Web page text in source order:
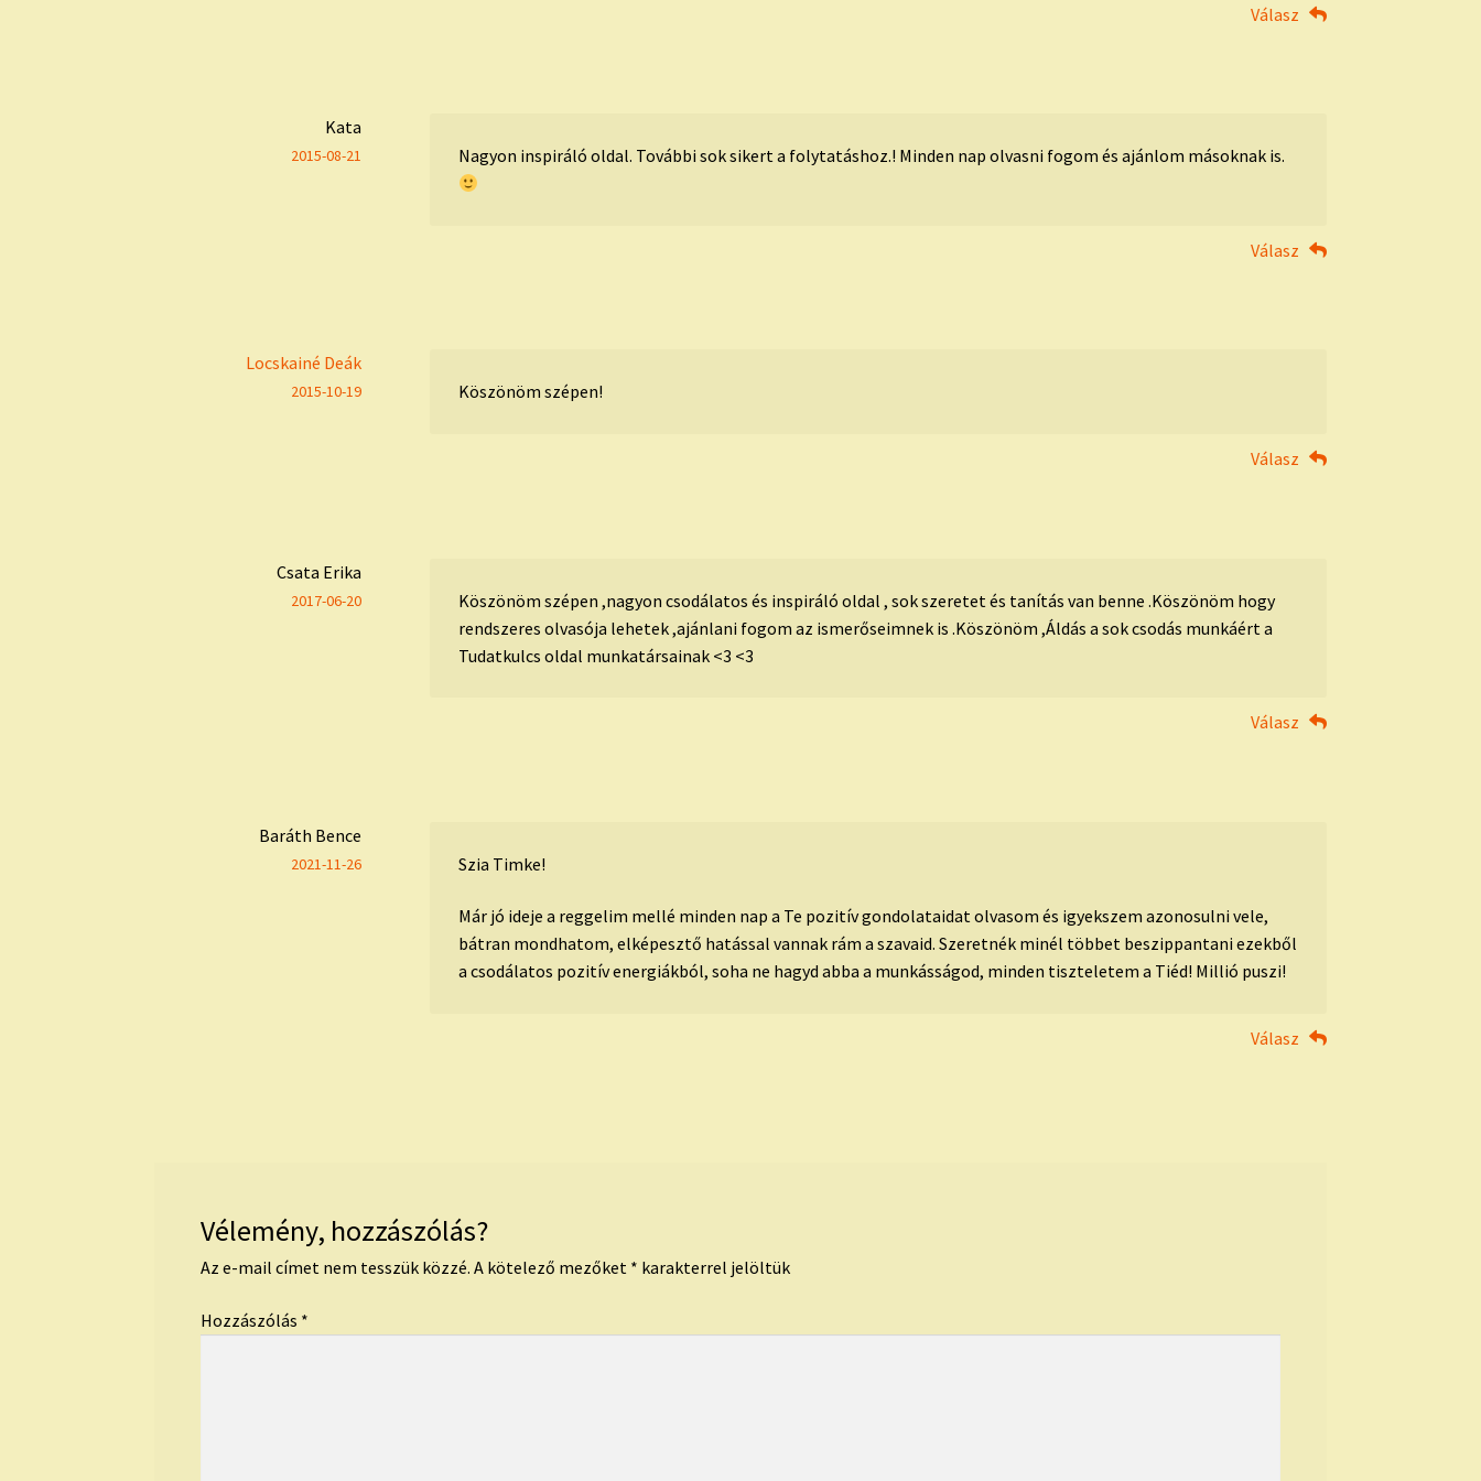
Válasz
Kata
2015-08-21 Nagyon inspiráló oldal. További sok sikert a folytatáshoz.! Minden nap olvasni fogom és ajánlom másoknak is.
Válasz
Locskainé Deák
2015-10-19 Köszönöm szépen!
Válasz
Csata Erika
2017-06-20
Köszönöm szépen ,nagyon csodálatos és inspiráló oldal , sok szeretet és tanítás van benne .Köszönöm hogy
rendszeres olvasója lehetek ,ajánlani fogom az ismerőseimnek is .Köszönöm ,Áldás a sok csodás munkáért a
Tudatkulcs oldal munkatársainak <3 <3
Válasz
Baráth Bence
2021-11-26 Szia Timke!
Már jó ideje a reggelim mellé minden nap a Te pozitív gondolataidat olvasom és igyekszem azonosulni vele,
bátran mondhatom, elképesztő hatással vannak rám a szavaid. Szeretnék minél többet beszippantani ezekből
a csodálatos pozitív energiákból, soha ne hagyd abba a munkásságod, minden tiszteletem a Tiéd! Millió puszi!
Válasz
Vélemény, hozzászólás?
Az e-mail címet nem tesszük közzé. A kötelező mezőket * karakterrel jelöltük
Hozzászólás *